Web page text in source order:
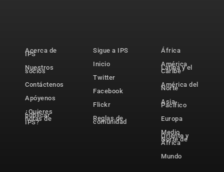
Acerca de
IPS
Nuestros
socios
Contáctenos
Apóyenos
¿Quieres
publicar
notas de
IPS?
Sigue a IPS
Inicio
Twitter
Facebook
Flickr
Reglas de
comunidad
África
América
Latina y el
Caribe
América del
Norte
Asia-
Pacífico
Europa
Medio
Oriente y
Norte de
África
Mundo